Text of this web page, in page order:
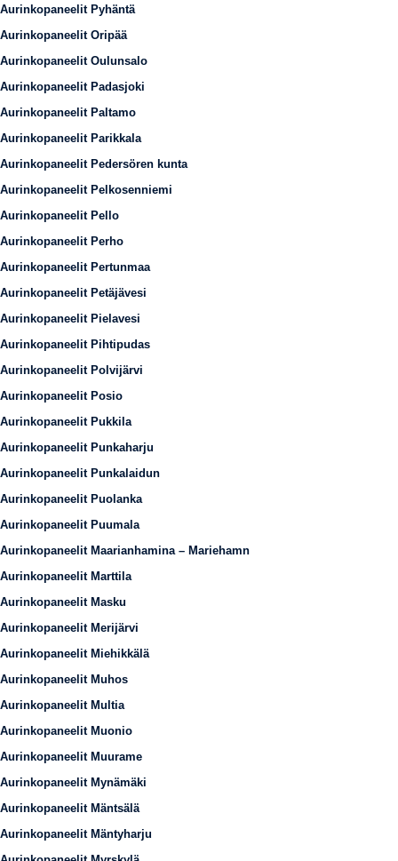
Aurinkopaneelit Pyhäntä
Aurinkopaneelit Oripää
Aurinkopaneelit Oulunsalo
Aurinkopaneelit Padasjoki
Aurinkopaneelit Paltamo
Aurinkopaneelit Parikkala
Aurinkopaneelit Pedersören kunta
Aurinkopaneelit Pelkosenniemi
Aurinkopaneelit Pello
Aurinkopaneelit Perho
Aurinkopaneelit Pertunmaa
Aurinkopaneelit Petäjävesi
Aurinkopaneelit Pielavesi
Aurinkopaneelit Pihtipudas
Aurinkopaneelit Polvijärvi
Aurinkopaneelit Posio
Aurinkopaneelit Pukkila
Aurinkopaneelit Punkaharju
Aurinkopaneelit Punkalaidun
Aurinkopaneelit Puolanka
Aurinkopaneelit Puumala
Aurinkopaneelit Maarianhamina – Mariehamn
Aurinkopaneelit Marttila
Aurinkopaneelit Masku
Aurinkopaneelit Merijärvi
Aurinkopaneelit Miehikkälä
Aurinkopaneelit Muhos
Aurinkopaneelit Multia
Aurinkopaneelit Muonio
Aurinkopaneelit Muurame
Aurinkopaneelit Mynämäki
Aurinkopaneelit Mäntsälä
Aurinkopaneelit Mäntyharju